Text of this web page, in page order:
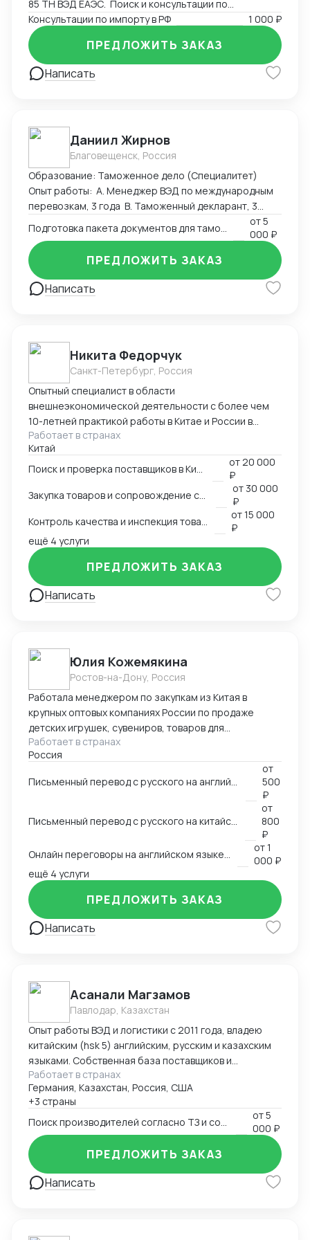
85 ТН ВЭД ЕАЭС. Поиск и консультации по
разрешительным документам, необходимым для
экспорта или импорта на территорию РФ.
Консультации по импорту в РФ 1 000 ₽
Написать
ПРЕДЛОЖИТЬ ЗАКАЗ
Даниил Жирнов
Благовещенск, Россия
Образование: Таможенное дело (Специалитет)
Опыт работы: А. Менеджер ВЭД по международным
перевозкам, 3 года B. Таможенный декларант, 3
от5
000 ₽
Написать
ПРЕДЛОЖИТЬ ЗАКАЗ
Никита Федорчук
Санкт-Петербург, Россия
Опытный специалист в области
внешнеэкономической деятельности с более чем
10-летней практикой работы в Китае и России в
сфере ВЭД. Знаю китайский и английский языки на
профессиональном уровне, имею глубокую
экспертизу в закупках, логистике и международных
расчетах. Организую полный цикл работы с Китаем:
поиск и проверка поставщиков, переговоры,
сопровождение контрактов, контроль качества
продукции, доставка и оплата поставщикам.
Ключевые компетенции Поиск и проверка надежных
поставщиков в Китае Ведение переговоров на
китайском и английском языках Организация
закупок и международной логистики «под ключ»
Международные платежи и финансовое
Работает в странах
Китай
от20 000
₽
от 30 000
₽
от15 000
₽
ещё 4 услуги
Написать
ПРЕДЛОЖИТЬ ЗАКАЗ
Юлия Кожемякина
Ростов-на-Дону, Россия
Работала менеджером по закупкам из Китая в
крупных оптовых компаниях России по продаже
детских игрушек, сувениров, товаров для
праздников,подарочной упаковки, садовой мебели и
других категорий более 8 лет. Знаю все стадии
сравнение, отбор выгодных условий -проведение
переговоров с поставщиками (английский язык B2,
китайский язык B1), -работа с дизайнерами по
заказа в Китае (оформление контракта, приложения
на оплату), -доставка и проверка образов из Китая,
-инспекции (онлайн и оффлайн), -организация
доставки товара из Китая (карго и "в белую"),
-оформление таможенных документов (инвойс,
упаковочный,спецификация), -планирование
поставщиками), -сопровождение в командировках в
качестве переводчика
Работает в странах
Россия
Письменный перевод с русского на английский язык и наоборот на любую заданную тему
от
500
₽
Письменный перевод с русского на китайский язык и наоборот на любую заданную тему
от
800
₽
от1
000 ₽
ещё 4 услуги
Написать
ПРЕДЛОЖИТЬ ЗАКАЗ
Асанали Магзамов
Павлодар, Казахстан
Опыт работы ВЭД и логистики с 2011 года, владею
китайским (hsk 5) английским, русским и казахским
языками. Собственная база поставщиков и
инспекторов для контроля качества. Опыт ведения
переговоров для получения оптимальных условий.
Работает в странах
Германия, Казахстан, Россия, США
+3 страны
от5
000 ₽
Написать
ПРЕДЛОЖИТЬ ЗАКАЗ